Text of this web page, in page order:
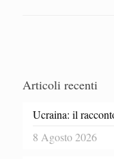
Articoli recenti
Ucraina: il
8 Agosto 2026